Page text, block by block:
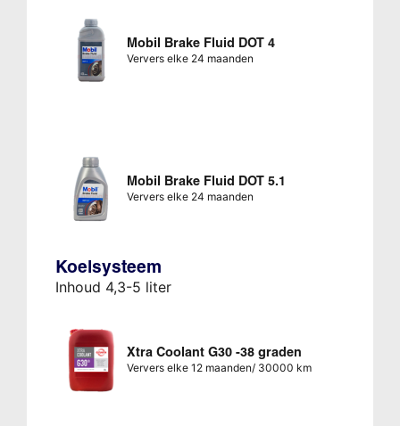
Mobil Brake Fluid DOT 4
Ververs elke 24 maanden
Mobil Brake Fluid DOT 5.1
Ververs elke 24 maanden
Koelsysteem
Inhoud 4,3-5 liter
Xtra Coolant G30 -38 graden
Ververs elke 12 maanden/ 30000 km